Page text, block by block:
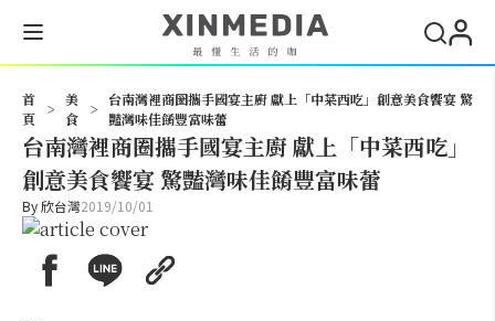
首
頁
>
美
食
>
台南灣裡商圈攜手國宴主廚 獻上「中菜西吃」創意美食饗宴 驚
豔灣味佳餚豐富味蕾
台南灣裡商圈攜手國宴主廚 獻上「中菜西吃」
創意美食饗宴 驚豔灣味佳餚豐富味蕾
By欣台灣2019/10/01